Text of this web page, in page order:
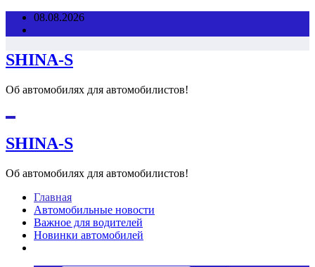
Перейти08.08.2026
SHINA-S
Об автомобилях для автомобилистов!
SHINA-S
Об автомобилях для автомобилистов!
Главная
Автомобильные новости
Важное для водителей
Новинки автомобилей